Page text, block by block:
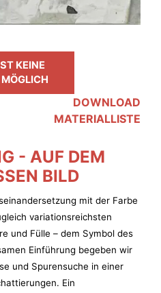
KEINE
DOWNLOAD
MATERIALLISTE
- AUF DEM
BILD
mit der Farbe
variationsreichsten
und Fülle – dem Symbol des
Einführung begeben wir
und Spurensuche in einer
Ein